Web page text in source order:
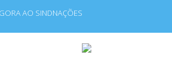
AO SINDNAÇÕES